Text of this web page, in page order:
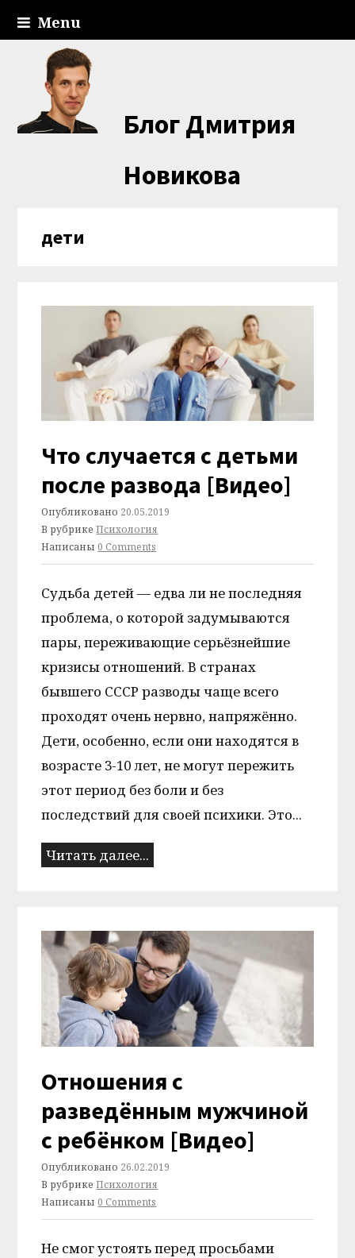
Menu
Блог Дмитрия
Новикова
дети
Что случается с детьми
после развода [Видео]
Опубликовано 20.05.2019
В рубрикеПсихология
Написаны 0 Comments
Судьба детей — едва ли не последняя
проблема, о которой задумываются
пары, переживающие серьёзнейшие
кризисы отношений. В странах
бывшего СССР разводы чаще всего
проходят очень нервно, напряжённо.
Дети, особенно, если они находятся в
возрасте 3-10 лет, не могут пережить
этот период без боли и без
последствий для своей психики. Это...
Читать далее...
Отношения с
разведённым мужчиной
с ребёнком [Видео]
Опубликовано 26.02.2019
В рубрикеПсихология
Написаны 0 Comments
Не смог устоять перед просьбами